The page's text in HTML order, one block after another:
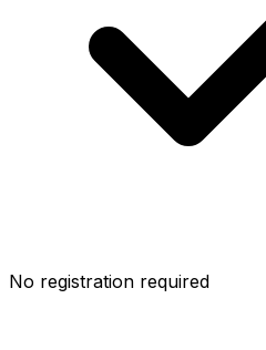
No registration required